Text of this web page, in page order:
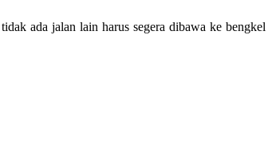
ada jalan lain harus segera dibawa ke bengkel